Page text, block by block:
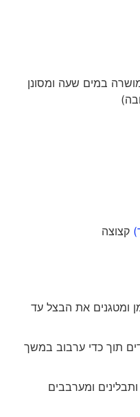
במים שעה ומסונן
את הבצל עד
תוך כדי ערבוב במשך
ומערבבים